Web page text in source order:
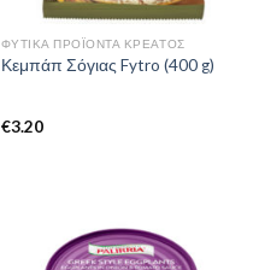
ΦΥΤΙΚΆ ΠΡΟΪΌΝΤΑ ΚΡΈΑΤΟΣ
Κεμπάπ Σόγιας Fytro (400 g)
€3.20